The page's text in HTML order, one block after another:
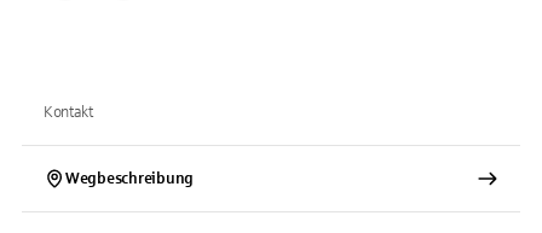
Kontakt
Wegbeschreibung